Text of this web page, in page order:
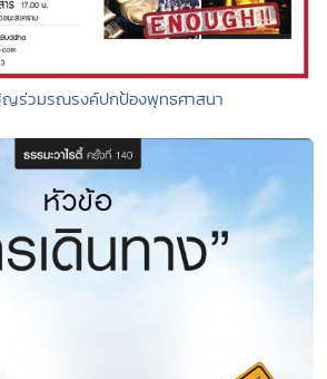
ญร่วมรณรงค์ปกป้องพุทธศาสนา